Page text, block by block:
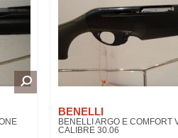
BENELLI
BENELLI ARGO E COMFORT
CALIBRE 30.06